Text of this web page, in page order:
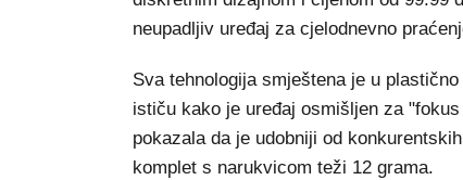
neupadljiv uređaj za cjelodnevno
Sva tehnologija smještena je u
ističu kako je uređaj osmišljen za
pokazala da je udobniji od
komplet s narukvicom teži 12 grama.